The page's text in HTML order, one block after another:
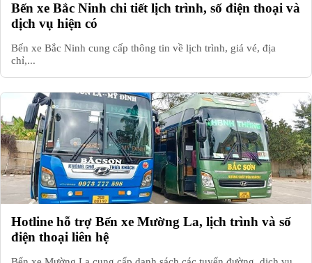
Bến xe Bắc Ninh chi tiết lịch trình, số điện thoại và
dịch vụ hiện có
Bến xe Bắc Ninh cung cấp thông tin về lịch trình, giá vé, địa
chỉ,...
Hotline hỗ trợ Bến xe Mường La, lịch trình và số
điện thoại liên hệ